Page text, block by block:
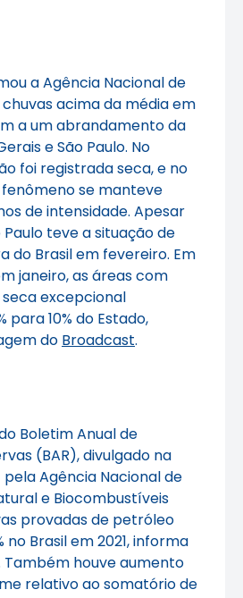
a Agência Nacional de
chuvas acima da média em
a um abrandamento da
e São Paulo. No
foi registrada seca, e no
fenômeno se manteve
de intensidade. Apesar
teve a situação de
do Brasil em fevereiro. Em
janeiro, as áreas com
excepcional
para 10% do Estado,
do Broadcast.
Boletim Anual de
(BAR), divulgado na
Agência Nacional de
e Biocombustíveis
provadas de petróleo
no Brasil em 2021, informa
Também houve aumento
relativo ao somatório de